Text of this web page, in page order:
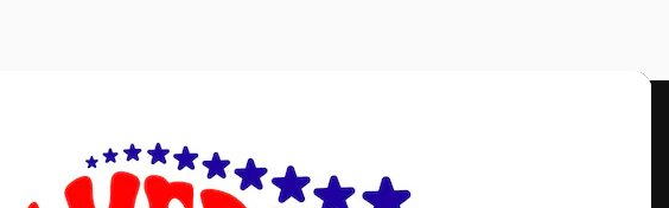
Productos Información útil